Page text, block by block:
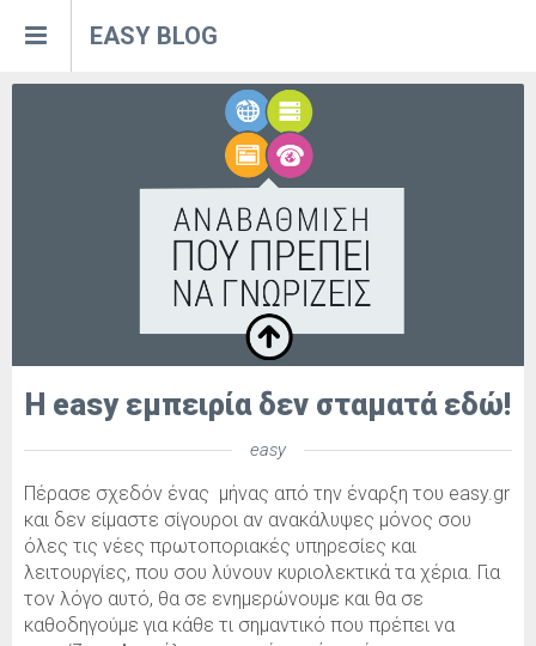
EASY BLOG
Η easy εμπειρία δεν σταματά εδώ!
easy
Πέρασε σχεδόν ένας μήνας από την έναρξη του easy.gr
και δεν είμαστε σίγουροι αν ανακάλυψες μόνος σου
όλες τις νέες πρωτοποριακές υπηρεσίες και
λειτουργίες, που σου λύνουν κυριολεκτικά τα χέρια. Για
τον λόγο αυτό, θα σε ενημερώνουμε και θα σε
καθοδηγούμε για κάθε τι σημαντικό που πρέπει να